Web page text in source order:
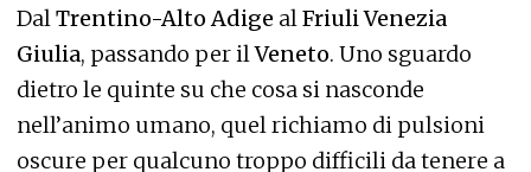
DalTrentino-Alto Adige alFriuli Venezia
Giulia, passando per ilVeneto. Uno sguardo
dietro le quinte su che cosa si nasconde
nell’animo umano, quel richiamo di pulsioni
oscure per qualcuno troppo difficili da tenere a